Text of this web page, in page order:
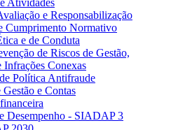
Atividades
e Responsabilização
Cumprimento Normativo
e de Conduta
de Riscos de Gestão,
Infrações Conexas
Política Antifraude
e Contas
Desempenho - SIADAP 3